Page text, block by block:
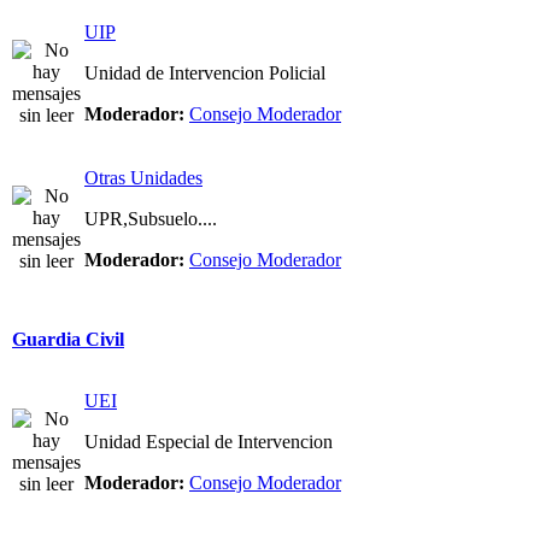
UIP
Unidad de Intervencion Policial
Moderador: Consejo Moderador
Otras Unidades
UPR,Subsuelo....
Moderador: Consejo Moderador
Guardia Civil
UEI
Unidad Especial de Intervencion
Moderador: Consejo Moderador